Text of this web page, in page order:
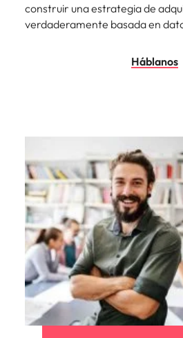
construir una estrategia de
verdaderamente basada en
Háblanos